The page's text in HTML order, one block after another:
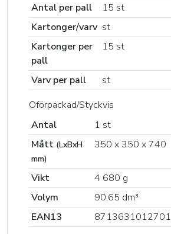
Antal per pall
15 st
Kartonger/varv st
Kartonger per
pall
15 st
Varv per pall
st
Oförpackad/Styckvis
Antal
1 st
Mått (LxBxH
mm)
350 x 350 x 740
Vikt
4 680 g
Volym
90,65 dm³
EAN13
8713631012701